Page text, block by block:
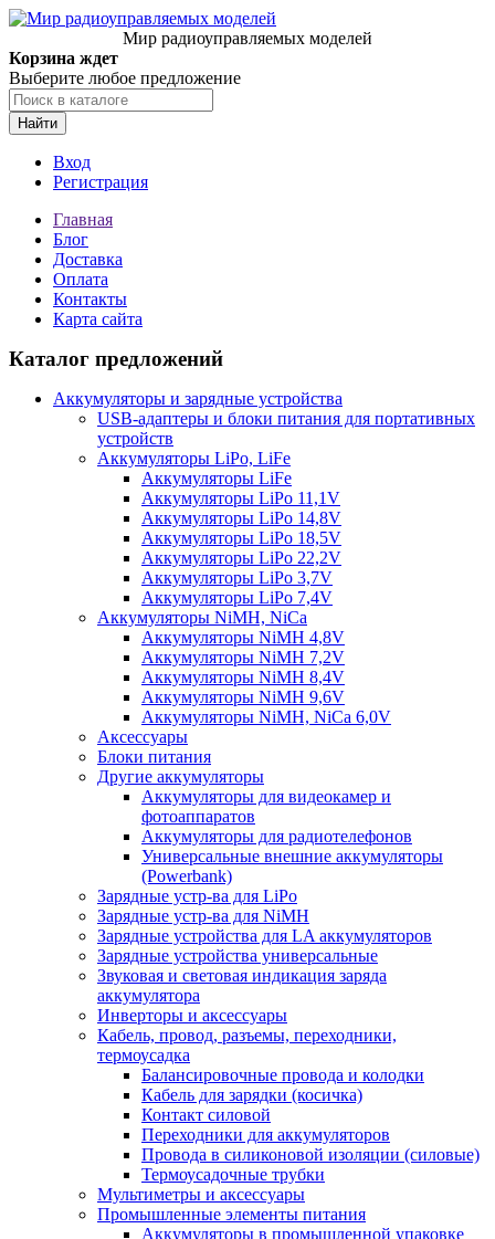
Мир радиоуправляемых моделей
Корзина ждет
Выберите любое предложение
Найти
Вход
Регистрация
Главная
Блог
Доставка
Оплата
Контакты
Карта сайта
Каталог предложений
Аккумуляторы и зарядные устройства
USB-адаптеры и блоки питания для портативных
устройств
Аккумуляторы LiPo, LiFe
Аккумуляторы LiFe
Аккумуляторы LiPo 11,1V
Аккумуляторы LiPo 14,8V
Аккумуляторы LiPo 18,5V
Аккумуляторы LiPo 22,2V
Аккумуляторы LiPo 3,7V
Аккумуляторы LiPo 7,4V
Аккумуляторы NiMH, NiCa
Аккумуляторы NiMH 4,8V
Аккумуляторы NiMH 7,2V
Аккумуляторы NiMH 8,4V
Аккумуляторы NiMH 9,6V
Аккумуляторы NiMH, NiCa 6,0V
Аксессуары
Блоки питания
Другие аккумуляторы
Аккумуляторы для видеокамер и
фотоаппаратов
Аккумуляторы для радиотелефонов
Универсальные внешние аккумуляторы
(Powerbank)
Зарядные устр-ва для LiPo
Зарядные устр-ва для NiMH
Зарядные устройства для LA аккумуляторов
Зарядные устройства универсальные
Звуковая и световая индикация заряда
аккумулятора
Инверторы и аксессуары
Кабель, провод, разъемы, переходники,
термоусадка
Балансировочные провода и колодки
Кабель для зарядки (косичка)
Контакт силовой
Переходники для аккумуляторов
Провода в силиконовой изоляции (силовые)
Термоусадочные трубки
Мультиметры и аксессуары
Промышленные элементы питания
Аккумуляторы в промышленной упаковке